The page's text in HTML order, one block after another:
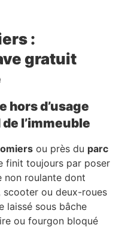
:
gratuit
hors d’usage
l’immeuble
ou près du parc
finit toujours par poser
non roulante dont
scooter ou deux-roues
laissé sous bâche
ou fourgon bloqué